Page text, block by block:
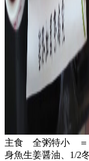
主食 全粥特小 ＝
身魚生姜醤油、1/2